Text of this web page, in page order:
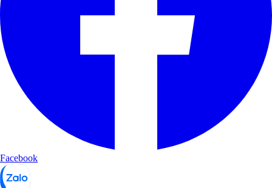
Facebook